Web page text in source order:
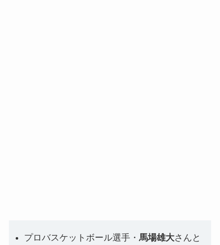
プロバスケットボール選手・馬場雄大さんと